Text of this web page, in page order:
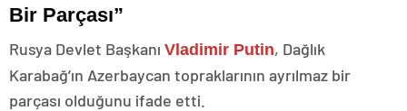
Bir Parçası”
Rusya Devlet Başkanı Vladimir Putin, Dağlık
Karabağ’ın Azerbaycan topraklarının ayrılmaz bir
parçası olduğunu ifade etti.